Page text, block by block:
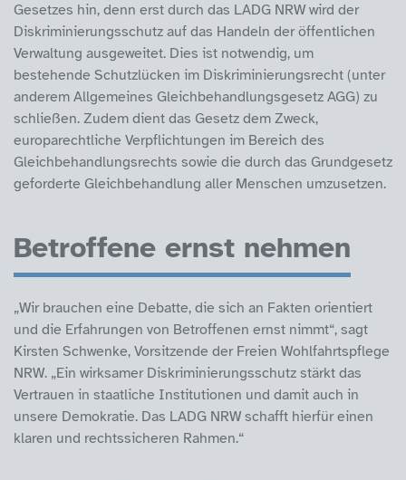
Gesetzes hin, denn erst durch das LADG NRW wird der
Diskriminierungsschutz auf das Handeln der öffentlichen
Verwaltung ausgeweitet. Dies ist notwendig, um
bestehende Schutzlücken im Diskriminierungsrecht (unter
anderem Allgemeines Gleichbehandlungsgesetz AGG) zu
schließen. Zudem dient das Gesetz dem Zweck,
europarechtliche Verpflichtungen im Bereich des
Gleichbehandlungsrechts sowie die durch das Grundgesetz
geforderte Gleichbehandlung aller Menschen umzusetzen.
Betroffene ernst nehmen
„Wir brauchen eine Debatte, die sich an Fakten orientiert
und die Erfahrungen von Betroffenen ernst nimmt“, sagt
Kirsten Schwenke, Vorsitzende der Freien Wohlfahrtspflege
NRW. „Ein wirksamer Diskriminierungsschutz stärkt das
Vertrauen in staatliche Institutionen und damit auch in
unsere Demokratie. Das LADG NRW schafft hierfür einen
klaren und rechtssicheren Rahmen.“